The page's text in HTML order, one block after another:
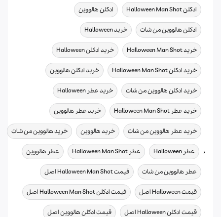
ادکلن Halloween Man Shot , ادکلن هالووین ,
ادکلن هالووین من شات , خرید Halloween ,
خرید Halloween Man Shot , خرید ادکلن Halloween ,
خرید ادکلن Halloween Man Shot , خرید ادکلن هالووین ,
خرید ادکلن هالووین من شات , خرید عطر Halloween ,
خرید عطر Halloween Man Shot , خرید عطر هالووین ,
خرید عطر هالووین من شات , خرید هالووین , خرید هالووین من شات
, عطر Halloween , عطر Halloween Man Shot , عطر هالووین ,
عطر هالووین من شات , قیمت Halloween Man Shot اصل ,
قیمت Halloween اصل , قیمت ادکلن Halloween Man Shot اصل ,
قیمت ادکلن Halloween اصل , قیمت ادکلن هالووین اصل ,